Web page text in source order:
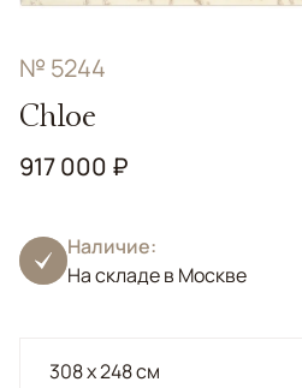
№ 5244
Chloe
917 000 ₽
Наличие:
На складе в Москве
308 x 248 см